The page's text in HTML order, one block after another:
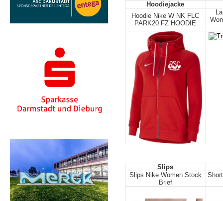
Hoodiejacke
Hoodie Nike W NK FLC
PARK20 FZ HOODIE
Slips
Slips Nike Women Stock
Brief